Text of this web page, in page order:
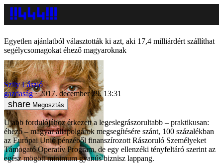
Egyetlen ajánlatból választották ki azt, aki 17,4 milliárdért szállíthat
segélycsomagokat éhező magyaroknak
Szily László
gazdaság
2017. december 29. 13:31
Megosztás
Újabb fordulójához érkezett a legeslegrászorultabb – praktikusan:
éhező – magyar állapolgárok megsegítésére szánt, 100 százalékban
az Európai Unió pénzéből finanszírozott Rászoruló Személyeket
Támogató Operatív Program, de egy ellenzéki tényfeltáró szerint az
egész mögött minimum gyanús biznisz lappang.